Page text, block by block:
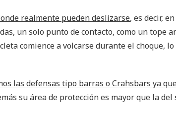
realmente pueden deslizarse, es decir,
un solo punto de contacto, como un tope
comience a volcarse durante el choque,
las defensas tipo barras o Crahsbars ya
su área de protección es mayor que la del